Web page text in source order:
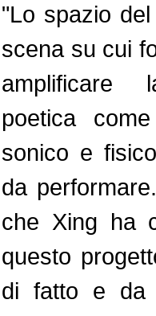
"Lo spazio
scena su cui
amplificare
poetica
sonico e
da
che Xing ha
questo
di fatto e da